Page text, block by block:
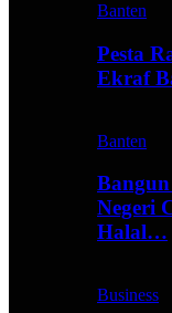
Banten
Pesta
Ekraf
Banten
Negeri
Halal…
Business